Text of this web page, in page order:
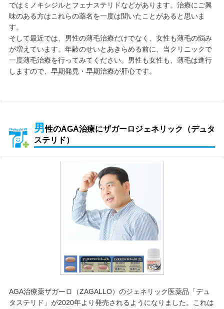
ではミノキシジルとフェナステリドなどがあります。治療にご興
味のある方はこれらの薬名を一度は聞いたことがあると思いま
す。
そして最近では、男性の薄毛治療だけでなく、女性も薄毛の悩み
が増えています。年齢のせいとあきらめる前に、当クリニックで
一度薄毛治療を行ってみてください。男性も女性も、薄毛は進行
しますので、早期発見・早期治療が肝心です。
男性のAGA治療にザガーロジェネリック（デュタ
ステリド）
AGA治療薬ザガーロ（ZAGALLO）のジェネリック医薬品「デュ
タステリド」が2020年より発売されるようになりました。これは